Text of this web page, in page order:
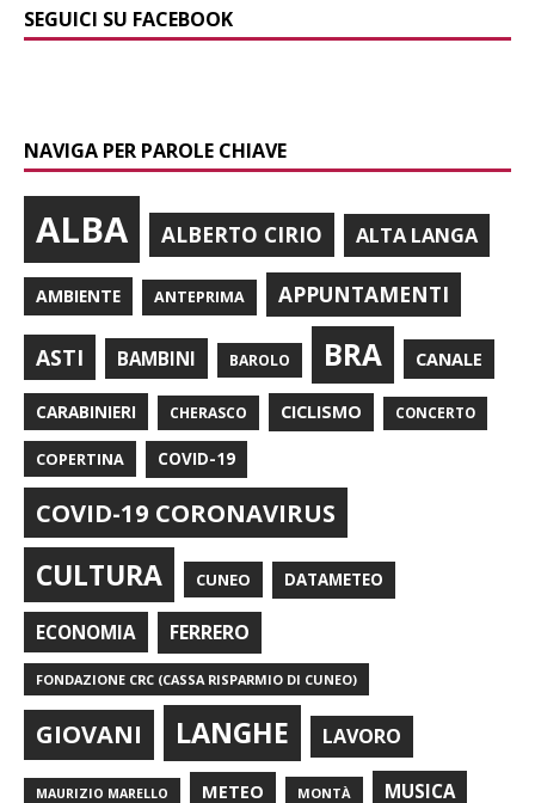
SEGUICI SU FACEBOOK
NAVIGA PER PAROLE CHIAVE
ALBA ALBERTO CIRIO ALTA LANGA
AMBIENTE ANTEPRIMA APPUNTAMENTI
ASTI BAMBINI BAROLO BRA CANALE
CARABINIERI CHERASCO CICLISMO CONCERTO
COPERTINA COVID-19
COVID-19 CORONAVIRUS
CULTURA CUNEO DATAMETEO
ECONOMIA FERRERO
FONDAZIONE CRC (CASSA RISPARMIO DI CUNEO)
GIOVANI LANGHE LAVORO
MAURIZIO MARELLO METEO MONTÀ MUSICA